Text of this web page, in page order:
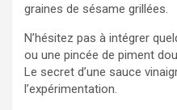
graines de sésame grillées.
N’hésitez pas à intégrer
ou une pincée de piment
Le secret d’une sauce
l’expérimentation.